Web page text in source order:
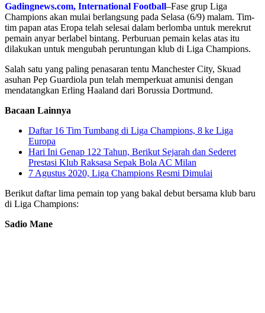
Gadingnews.com, International Football–Fase grup Liga
Champions akan mulai berlangsung pada Selasa (6/9) malam. Tim-
tim papan atas Eropa telah selesai dalam berlomba untuk merekrut
pemain anyar berlabel bintang. Perburuan pemain kelas atas itu
dilakukan untuk mengubah peruntungan klub di Liga Champions.
Salah satu yang paling penasaran tentu Manchester City, Skuad
asuhan Pep Guardiola pun telah memperkuat amunisi dengan
mendatangkan Erling Haaland dari Borussia Dortmund.
Bacaan Lainnya
Daftar 16 Tim Tumbang di Liga Champions, 8 ke Liga
Europa
Hari Ini Genap 122 Tahun, Berikut Sejarah dan Sederet
Prestasi Klub Raksasa Sepak Bola AC Milan
7 Agustus 2020, Liga Champions Resmi Dimulai
Berikut daftar lima pemain top yang bakal debut bersama klub baru
di Liga Champions:
Sadio Mane